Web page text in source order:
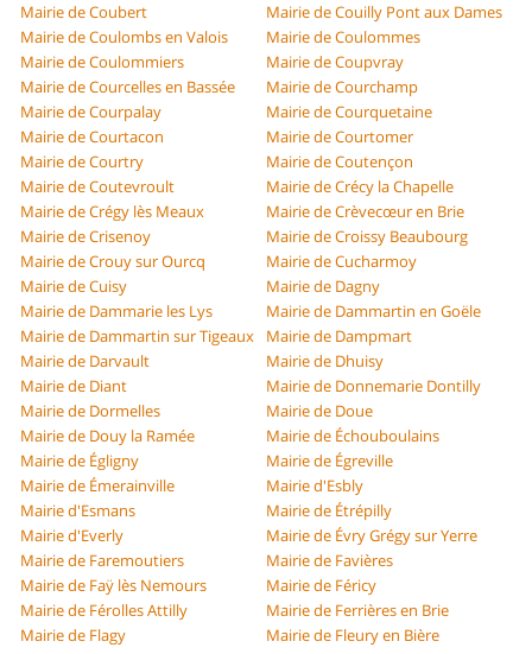
Mairie de Coubert
Mairie de Couilly Pont aux Dames
Mairie de Coulombs en Valois
Mairie de Coulommes
Mairie de Coulommiers
Mairie de Coupvray
Mairie de Courcelles en Bassée
Mairie de Courchamp
Mairie de Courpalay
Mairie de Courquetaine
Mairie de Courtacon
Mairie de Courtomer
Mairie de Courtry
Mairie de Coutençon
Mairie de Coutevroult
Mairie de Crécy la Chapelle
Mairie de Crégy lès Meaux
Mairie de Crèvecœur en Brie
Mairie de Crisenoy
Mairie de Croissy Beaubourg
Mairie de Crouy sur Ourcq
Mairie de Cucharmoy
Mairie de Cuisy
Mairie de Dagny
Mairie de Dammarie les Lys
Mairie de Dammartin en Goële
Mairie de Dammartin sur Tigeaux
Mairie de Dampmart
Mairie de Darvault
Mairie de Dhuisy
Mairie de Diant
Mairie de Donnemarie Dontilly
Mairie de Dormelles
Mairie de Doue
Mairie de Douy la Ramée
Mairie de Échouboulains
Mairie de Égligny
Mairie de Égreville
Mairie de Émerainville
Mairie d'Esbly
Mairie d'Esmans
Mairie de Étrépilly
Mairie d'Everly
Mairie de Évry Grégy sur Yerre
Mairie de Faremoutiers
Mairie de Favières
Mairie de Faÿ lès Nemours
Mairie de Féricy
Mairie de Férolles Attilly
Mairie de Ferrières en Brie
Mairie de Flagy
Mairie de Fleury en Bière